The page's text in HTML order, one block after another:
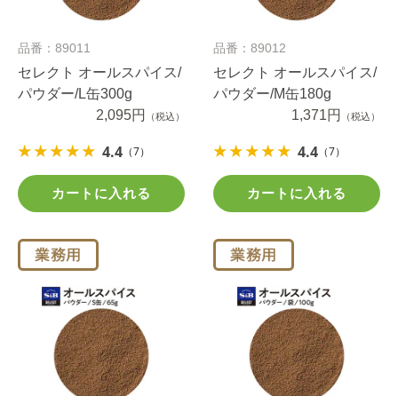
品番：89011
セレクト オールスパイス/
パウダー/L缶300g
2,095円
（税込）
4.4 （7）
カートに入れる
品番：89012
セレクト オールスパイス/
パウダー/M缶180g
1,371円
（税込）
4.4 （7）
カートに入れる